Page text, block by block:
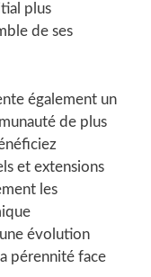
plus
de ses
également un
de plus
et extensions
les
évolution
pérennité face